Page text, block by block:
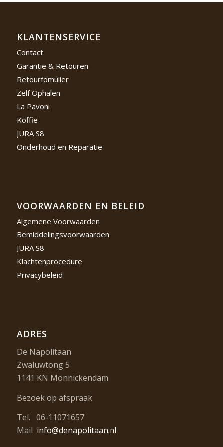
KLANTENSERVICE
Contact
Garantie & Retouren
Retourfomulier
Zelf Ophalen
La Pavoni
Koffie
JURA S8
Onderhoud en Reparatie
VOORWAARDEN EN BELEID
Algemene Voorwaarden
Bemiddelingsvoorwaarden
JURA S8
Klachtenprocedure
Privacybeleid
ADRES
De Napolitaan
Zwaluwtong 5
1141 KN Monnickendam
Bezoek op afspraak
Tel. 06-11071657
Mail info@denapolitaan.nl